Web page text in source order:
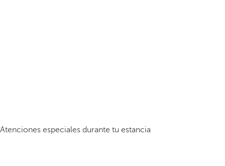
Atenciones especiales durante tu estancia